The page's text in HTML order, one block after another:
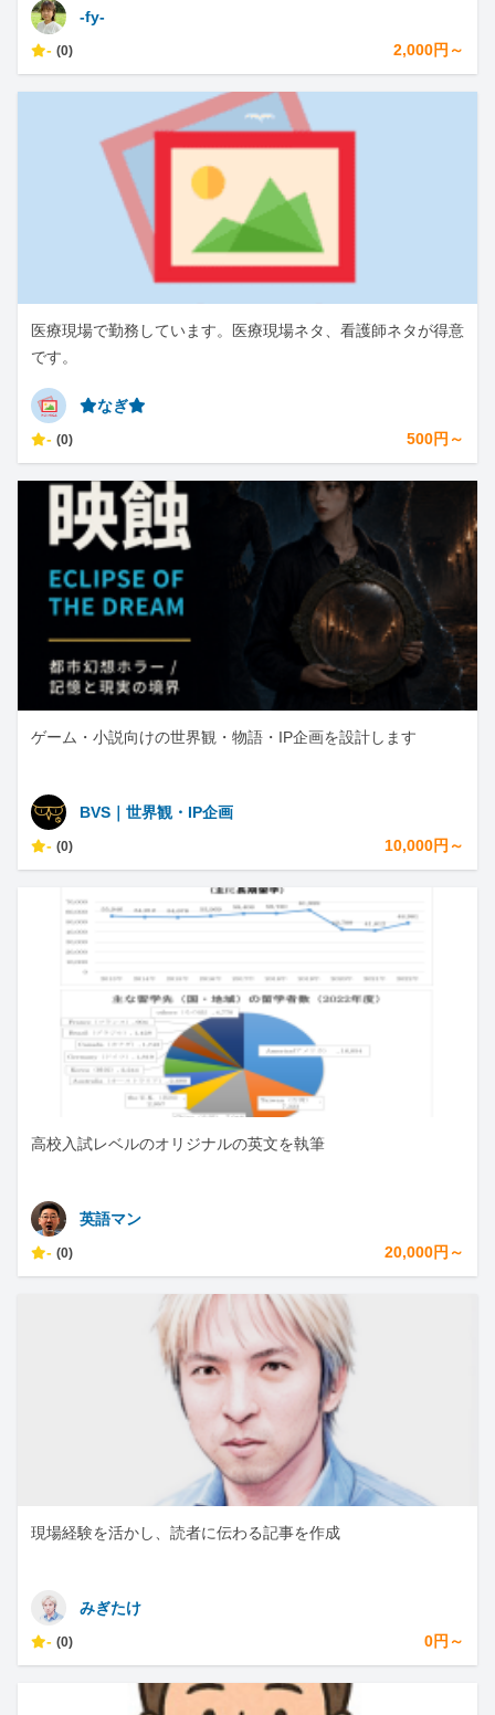
-fy-
- (0) 2,000円～
医療現場で勤務しています。医療現場ネタ、看護師ネタが得意
です。
⭐︎なぎ⭐︎
- (0) 500円～
ゲーム・小説向けの世界観・物語・IP企画を設計します
BVS｜世界観・IP企画
- (0) 10,000円～
高校入試レベルのオリジナルの英文を執筆
英語マン
- (0) 20,000円～
現場経験を活かし、読者に伝わる記事を作成
みぎたけ
- (0) 0円～